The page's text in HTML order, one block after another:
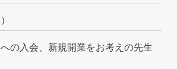
の入会、新規開業をお考えの先生